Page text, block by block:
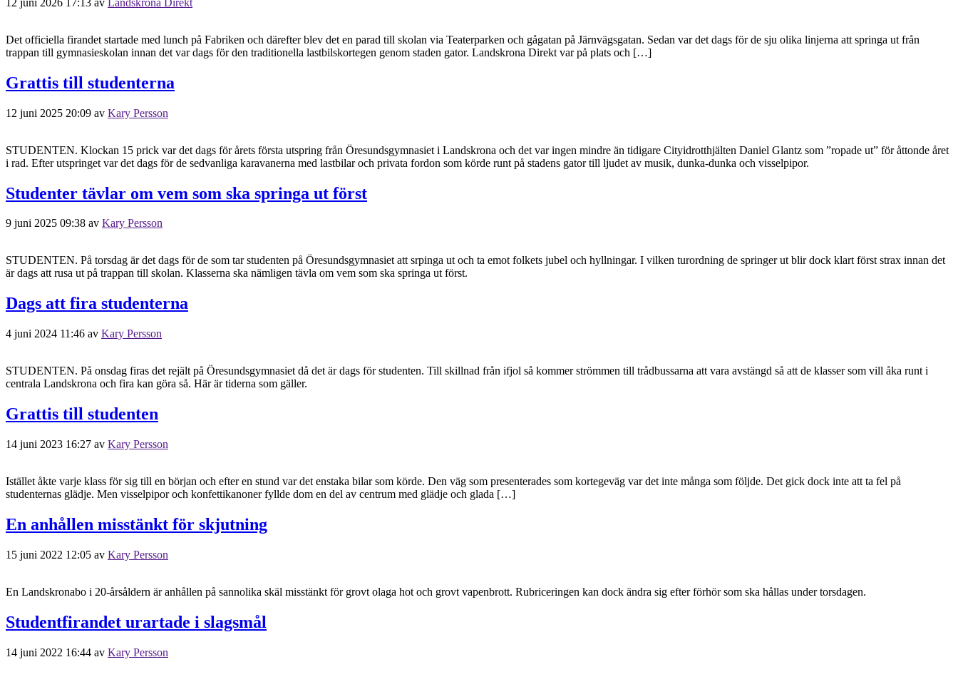
Det officiella firandet startade med lunch på Fabriken och därefter blev det en parad till skolan via Teaterparken och gågatan på Järnvägsgatan. Sedan var det dags för de sju olika linjerna att springa ut från
trappan till gymnasieskolan innan det var dags för den traditionella lastbilskortegen genom staden gator. Landskrona Direkt var på plats och […]
Grattis till studenterna
12 juni 2025 20:09 av Kary Persson
STUDENTEN. Klockan 15 prick var det dags för årets första utspring från Öresundsgymnasiet i Landskrona och det var ingen mindre än tidigare Cityidrotthjälten Daniel Glantz som ”ropade ut” för åttonde året
i rad. Efter utspringet var det dags för de sedvanliga karavanerna med lastbilar och privata fordon som körde runt på stadens gator till ljudet av musik, dunka-dunka och visselpipor.
Studenter tävlar om vem som ska springa ut först
9 juni 2025 09:38 av Kary Persson
STUDENTEN. På torsdag är det dags för de som tar studenten på Öresundsgymnasiet att srpinga ut och ta emot folkets jubel och hyllningar. I vilken turordning de springer ut blir dock klart först strax innan det
är dags att rusa ut på trappan till skolan. Klasserna ska nämligen tävla om vem som ska springa ut först.
Dags att fira studenterna
4 juni 2024 11:46 av Kary Persson
STUDENTEN. På onsdag firas det rejält på Öresundsgymnasiet då det är dags för studenten. Till skillnad från ifjol så kommer strömmen till trådbussarna att vara avstängd så att de klasser som vill åka runt i
centrala Landskrona och fira kan göra så. Här är tiderna som gäller.
Grattis till studenten
14 juni 2023 16:27 av Kary Persson
Istället åkte varje klass för sig till en början och efter en stund var det enstaka bilar som körde. Den väg som presenterades som kortegeväg var det inte många som följde. Det gick dock inte att ta fel på
studenternas glädje. Men visselpipor och konfettikanoner fyllde dom en del av centrum med glädje och glada […]
En anhållen misstänkt för skjutning
15 juni 2022 12:05 av Kary Persson
En Landskronabo i 20-årsåldern är anhållen på sannolika skäl misstänkt för grovt olaga hot och grovt vapenbrott. Rubriceringen kan dock ändra sig efter förhör som ska hållas under torsdagen.
Studentfirandet urartade i slagsmål
14 juni 2022 16:44 av Kary Persson